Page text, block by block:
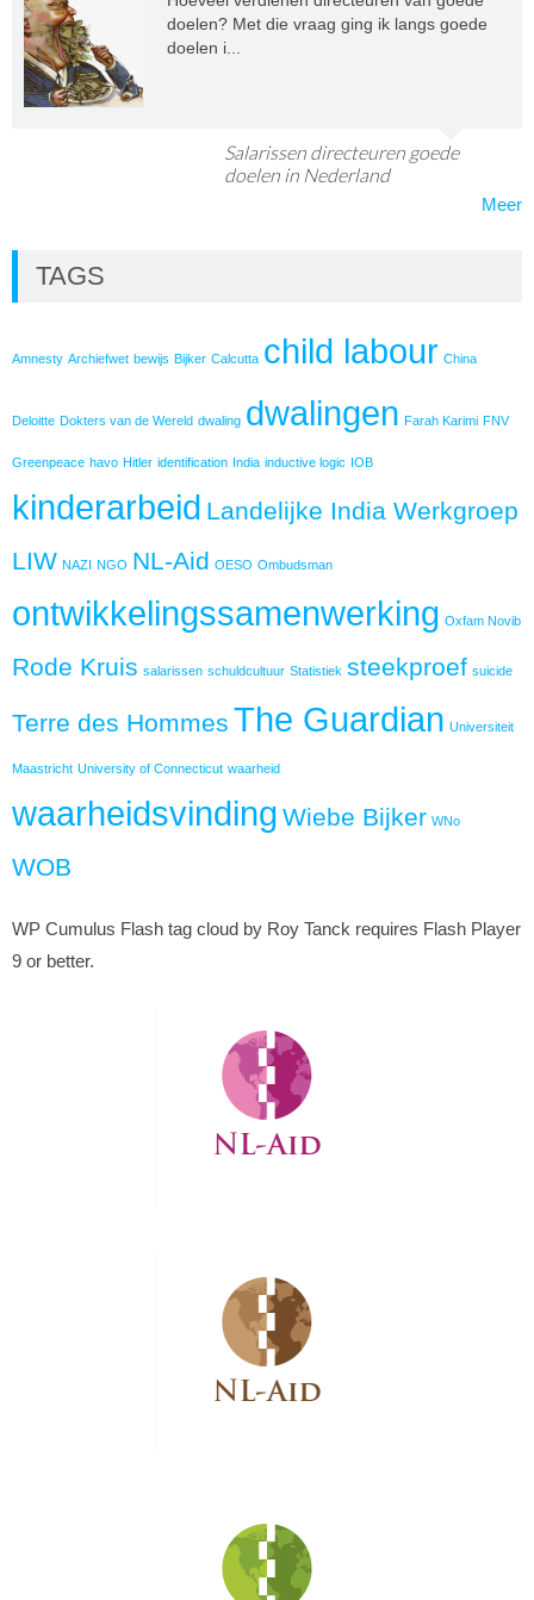
doelen? Met die vraag ging ik langs goede
doelen i...
Salarissen directeuren goede
doelen in Nederland
Meer
TAGS
Amnesty Archiefwet bewijs Bijker Calcutta child labour China
Deloitte Dokters van de Wereld dwaling dwalingen Farah Karimi FNV
Greenpeace havo Hitler identification India inductive logic IOB
kinderarbeid Landelijke India Werkgroep
LIW NAZI NGO NL-Aid OESO Ombudsman
ontwikkelingssamenwerking Oxfam Novib
Rode Kruis salarissen schuldcultuur Statistiek steekproef suicide
Terre des Hommes The Guardian Universiteit
Maastricht University of Connecticut waarheid
waarheidsvinding Wiebe Bijker WNo
WOB
WP Cumulus Flash tag cloud by Roy Tanck requires Flash Player
9 or better.